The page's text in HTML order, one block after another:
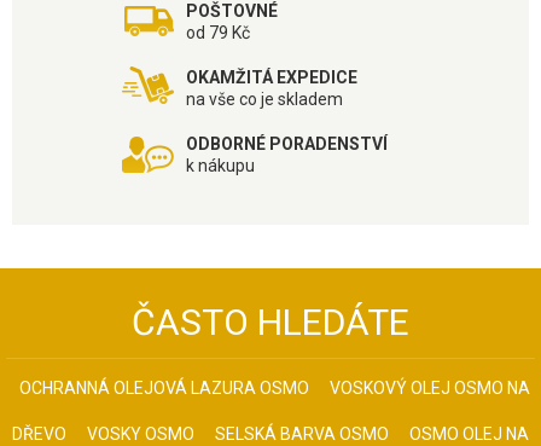
POŠTOVNÉ
od 79 Kč
OKAMŽITÁ EXPEDICE
na vše co je skladem
ODBORNÉ PORADENSTVÍ
k nákupu
ČASTO HLEDÁTE
OCHRANNÁ OLEJOVÁ LAZURA OSMO VOSKOVÝ OLEJ OSMO NA
DŘEVO VOSKY OSMO SELSKÁ BARVA OSMO OSMO OLEJ NA